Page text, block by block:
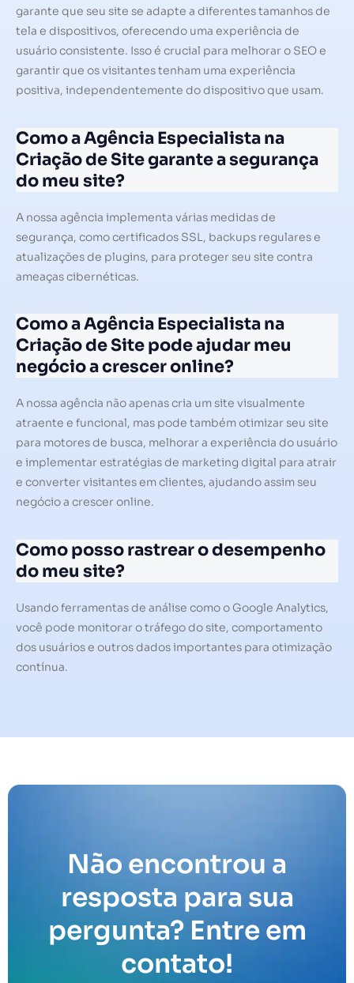
garante que seu site se adapte a diferentes tamanhos de
tela e dispositivos, oferecendo uma experiência de
usuário consistente. Isso é crucial para melhorar o SEO e
garantir que os visitantes tenham uma experiência
positiva, independentemente do dispositivo que usam.
Como a Agência Especialista na
Criação de Site garante a segurança
do meu site?
A nossa agência implementa várias medidas de
segurança, como certificados SSL, backups regulares e
atualizações de plugins, para proteger seu site contra
ameaças cibernéticas.
Como a Agência Especialista na
Criação de Site pode ajudar meu
negócio a crescer online?
A nossa agência não apenas cria um site visualmente
atraente e funcional, mas pode também otimizar seu site
para motores de busca, melhorar a experiência do usuário
e implementar estratégias de marketing digital para atrair
e converter visitantes em clientes, ajudando assim seu
negócio a crescer online.
Como posso rastrear o desempenho
do meu site?
Usando ferramentas de análise como o Google Analytics,
você pode monitorar o tráfego do site, comportamento
dos usuários e outros dados importantes para otimização
contínua.
Não encontrou a
resposta para sua
pergunta? Entre em
contato!